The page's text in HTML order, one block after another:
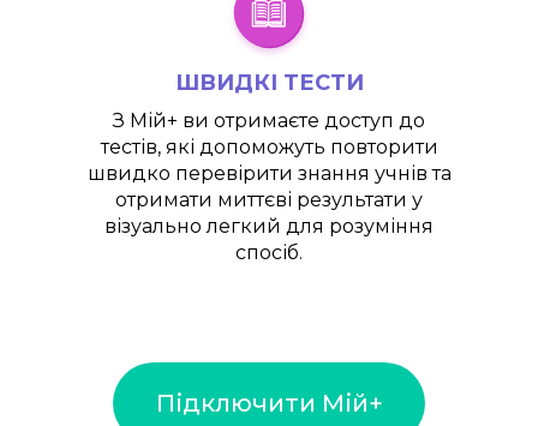
ШВИДКІ ТЕСТИ
З Мій+ ви отримаєте доступ до
тестів, які допоможуть повторити
швидко перевірити знання учнів та
отримати миттєві результати у
візуально легкий для розуміння
спосіб.
Підключити Мій+